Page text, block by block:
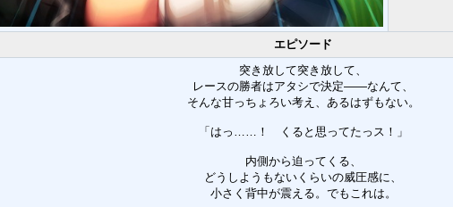
エピソード
突き放して突き放して、
レースの勝者はアタシで決定――なんて、
そんな甘っちょろい考え、あるはずもない。
「はっ……！ くると思ってたっス！」
内側から迫ってくる、
どうしようもないくらいの威圧感に、
小さく背中が震える。でもこれは。